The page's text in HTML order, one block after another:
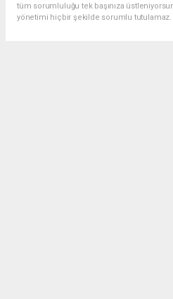
tüm sorumluluğu tek başınıza
yönetimi hiçbir şekilde sorumlu tutulamaz.